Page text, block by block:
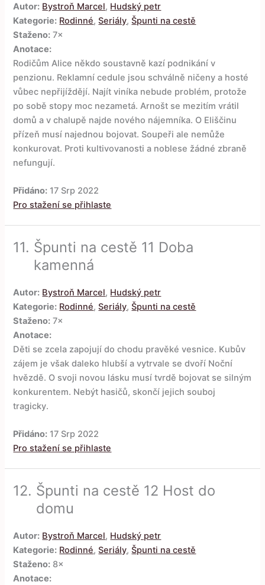
Autor: Bystroň Marcel, Hudský petr
Kategorie: Rodinné,Seriály,Špunti na cestě
Staženo: 7×
Anotace:
Rodičům Alice někdo soustavně kazí podnikání v
penzionu. Reklamní cedule jsou schválně ničeny a hosté
vůbec nepřijíždějí. Najít viníka nebude problém, protože
po sobě stopy moc nezametá. Arnošt se mezitím vrátil
domů a v chalupě najde nového nájemníka. O Eliščinu
přízeň musí najednou bojovat. Soupeři ale nemůže
konkurovat. Proti kultivovanosti a noblese žádné zbraně
nefungují.
Přidáno: 17 Srp 2022
Pro stažení se přihlaste
11. Špunti na cestě 11 Doba
kamenná
Autor: Bystroň Marcel, Hudský petr
Kategorie: Rodinné,Seriály,Špunti na cestě
Staženo: 7×
Anotace:
Děti se zcela zapojují do chodu pravěké vesnice. Kubův
zájem je však daleko hlubší a vytrvale se dvoří Noční
hvězdě. O svoji novou lásku musí tvrdě bojovat se silným
konkurentem. Nebýt hasičů, skončí jejich souboj
tragicky.
Přidáno: 17 Srp 2022
Pro stažení se přihlaste
12. Špunti na cestě 12 Host do
domu
Autor: Bystroň Marcel, Hudský petr
Kategorie: Rodinné,Seriály,Špunti na cestě
Staženo: 8×
Anotace: